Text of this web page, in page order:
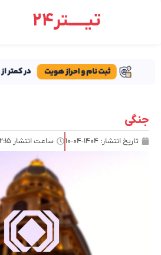
تیـــــتر24
جنگی
تاریخ انتشار: ۱۴۰۴-۰۴-۱۰ ساعت انتشار